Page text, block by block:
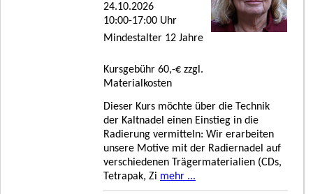
24.10.2026
10:00-17:00 Uhr
Mindestalter 12 Jahre
Kursgebühr 60,-€ zzgl.
Materialkosten
Dieser Kurs möchte über die Technik
der Kaltnadel einen Einstieg in die
Radierung vermitteln: Wir erarbeiten
unsere Motive mit der Radiernadel auf
verschiedenen Trägermaterialien (CDs,
Tetrapak, Zi mehr ...